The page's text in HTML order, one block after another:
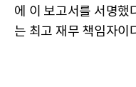
에 이 보고서를 서명했
는 최고 재무 책임자이